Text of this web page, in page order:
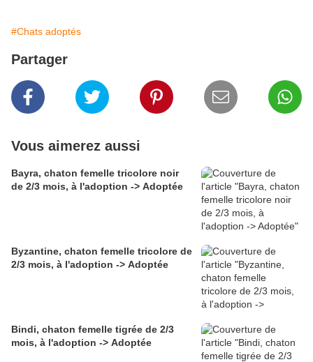
#Chats adoptés
Partager
Vous aimerez aussi
Bayra, chaton femelle tricolore noir
de 2/3 mois, à l'adoption -> Adoptée
Byzantine, chaton femelle tricolore de
2/3 mois, à l'adoption -> Adoptée
Bindi, chaton femelle tigrée de 2/3
mois, à l'adoption -> Adoptée